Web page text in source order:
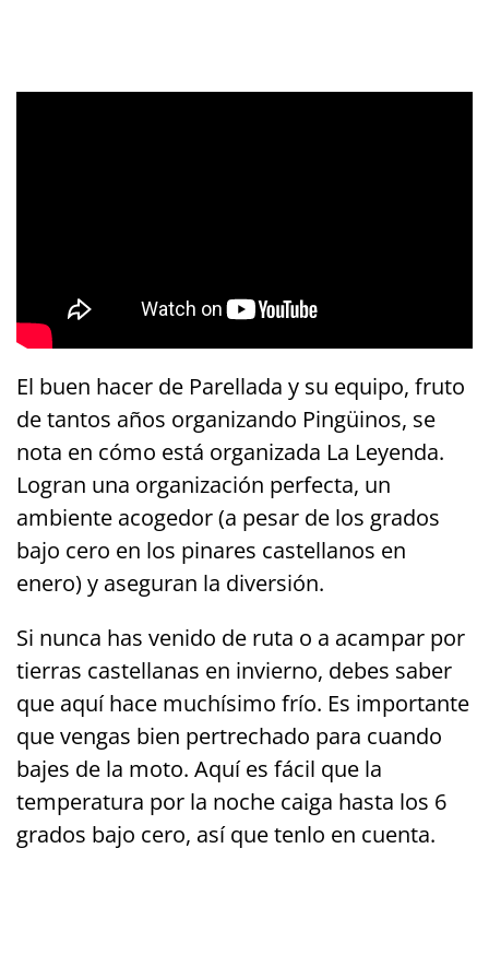
El buen hacer de Parellada y su equipo, fruto
de tantos años organizando Pingüinos, se
nota en cómo está organizada La Leyenda.
Logran una organización perfecta, un
ambiente acogedor (a pesar de los grados
bajo cero en los pinares castellanos en
enero) y aseguran la diversión.
Si nunca has venido de ruta o a acampar por
tierras castellanas en invierno, debes saber
que aquí hace muchísimo frío. Es importante
que vengas bien pertrechado para cuando
bajes de la moto. Aquí es fácil que la
temperatura por la noche caiga hasta los 6
grados bajo cero, así que tenlo en cuenta.